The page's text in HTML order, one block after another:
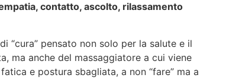
contatto, ascolto, rilassamento
“cura” pensato non solo per la salute e il
ma anche del massaggiatore a cui viene
e postura sbagliata, a non “fare” ma a